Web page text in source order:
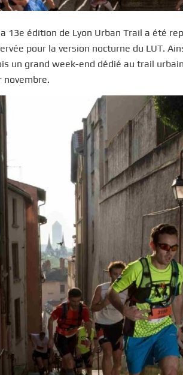
13e édition de Lyon Urban Trail a été
pour la version nocturne du LUT.
un grand week-end dédié au trail
novembre.